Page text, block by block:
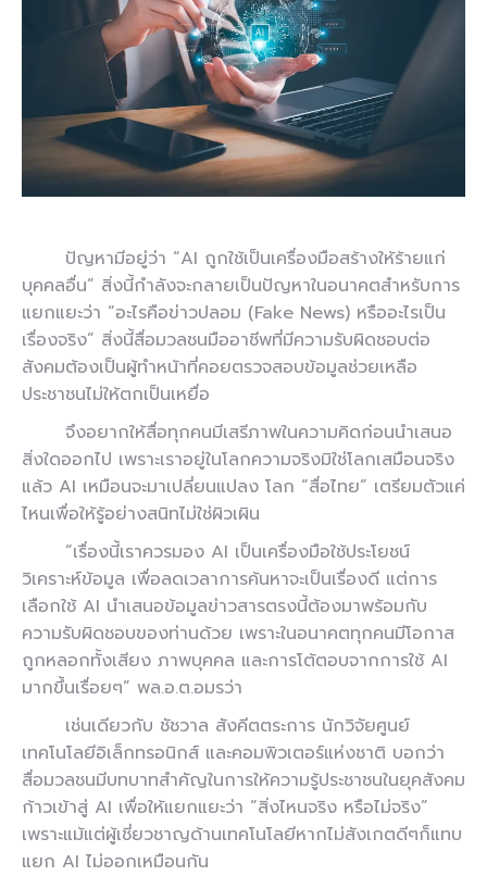
ปัญหามีอยู่ว่า “AI ถูกใช้เป็นเครื่องมือสร้างให้ร้ายแก่
บุคคลอื่น” สิ่งนี้กำลังจะกลายเป็นปัญหาในอนาคตสำหรับการ
แยกแยะว่า “อะไรคือข่าวปลอม (Fake News) หรืออะไรเป็น
เรื่องจริง” สิ่งนี้สื่อมวลชนมืออาชีพที่มีความรับผิดชอบต่อ
สังคมต้องเป็นผู้ทำหน้าที่คอยตรวจสอบข้อมูลช่วยเหลือ
ประชาชนไม่ให้ตกเป็นเหยื่อ
จึงอยากให้สื่อทุกคนมีเสรีภาพในความคิดก่อนนำเสนอ
สิ่งใดออกไป เพราะเราอยู่ในโลกความจริงมิใช่โลกเสมือนจริง
แล้ว AI เหมือนจะมาเปลี่ยนแปลง โลก “สื่อไทย” เตรียมตัวแค่
ไหนเพื่อให้รู้อย่างสนิทไม่ใช่ผิวเผิน
“เรื่องนี้เราควรมอง AI เป็นเครื่องมือใช้ประโยชน์
วิเคราะห์ข้อมูล เพื่อลดเวลาการค้นหาจะเป็นเรื่องดี แต่การ
เลือกใช้ AI นำเสนอข้อมูลข่าวสารตรงนี้ต้องมาพร้อมกับ
ความรับผิดชอบของท่านด้วย เพราะในอนาคตทุกคนมีโอกาส
ถูกหลอกทั้งเสียง ภาพบุคคล และการโต้ตอบจากการใช้ AI
มากขึ้นเรื่อยๆ” พล.อ.ต.อมรว่า
เช่นเดียวกับ ชัชวาล สังคีตตระการ นักวิจัยศูนย์
เทคโนโลยีอิเล็กทรอนิกส์ และคอมพิวเตอร์แห่งชาติ บอกว่า
สื่อมวลชนมีบทบาทสำคัญในการให้ความรู้ประชาชนในยุคสังคม
ก้าวเข้าสู่ AI เพื่อให้แยกแยะว่า “สิ่งไหนจริง หรือไม่จริง”
เพราะแม้แต่ผู้เชี่ยวชาญด้านเทคโนโลยีหากไม่สังเกตดีๆก็แทบ
แยก AI ไม่ออกเหมือนกัน